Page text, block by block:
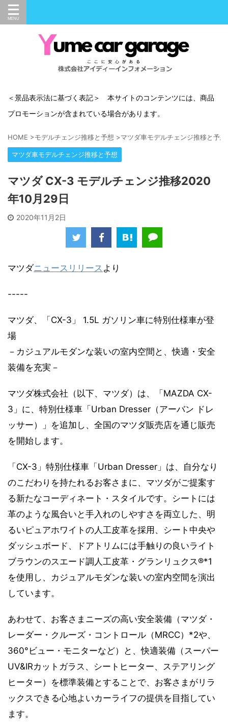
＜景品表示法に基づく表記＞ 本サイトのコンテンツには、商品
プロモーションが含まれている場合があります。
HOME >モデルチェンジ推移と予想 >マツダ車モデルチェンジ推移と予想
マツダ車モデルチェンジ推移と予想
マツダ CX-3 モデルチェンジ推移2020
年10月29日
2020年11月2日
マツダニュースリリース より
-----
マツダ、「CX-3」 1.5L ガソリン車に特別仕様車が登
場
－カジュアルモダンな装いの室内空間と、快適・安全
装備を充実－
マツダ株式会社（以下、マツダ）は、「MAZDA CX-
3」に、特別仕様車「Urban Dresser（アーバン ドレ
ッサー）」を追加し、全国のマツダ販売店を通じ販売
を開始します。
「CX-3」特別仕様車「Urban Dresser」は、自分なり
のこだわりを持たれるお客さまに、マツダがご提案す
る新たなコーディネート・スタイルです。シートには
革のような風合いと手入れのしやすさを両立した、明
るいピュアホワイトの人工皮革を採用、シート中央や
ダッシュボード、ドアトリムには手触りの良いライト
ブラウンのスエード調人工皮革・グランリュクス®*1
を使用し、カジュアルモダンな装いの室内空間を演出
しています。
あわせて、お客さまニーズの高い安全装備（マツダ・
レーダー・クルーズ・コントロール（MRCC）*2や、
360°ビュー・モニターなど）と、快適装備（スーパー
UV&IRカットガラス、シートヒーター、ステアリング
ヒーター）を標準装備とすることで、お客さまがリラ
ックスできる心地よいカーライフの提供を目指してい
ます。